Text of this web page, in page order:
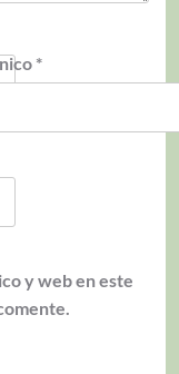
*
y web en este